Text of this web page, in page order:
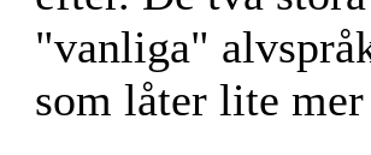
"vanliga"
som låter lite